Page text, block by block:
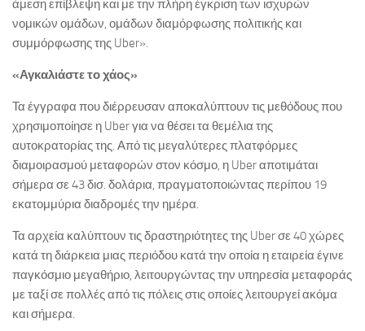
άμεση επίβλεψη και με την πλήρη έγκριση των ισχυρών
νομικών ομάδων, ομάδων διαμόρφωσης πολιτικής και
συμμόρφωσης της Uber».
«Αγκαλιάστε το χάος»
Τα έγγραφα που διέρρευσαν αποκαλύπτουν τις μεθόδους που
χρησιμοποίησε η Uber για να θέσει τα θεμέλια της
αυτοκρατορίας της. Από τις μεγαλύτερες πλατφόρμες
διαμοιρασμού μεταφορών στον κόσμο, η Uber αποτιμάται
σήμερα σε 43 δισ. δολάρια, πραγματοποιώντας περίπου 19
εκατομμύρια διαδρομές την ημέρα.
Τα αρχεία καλύπτουν τις δραστηριότητες της Uber σε 40 χώρες
κατά τη διάρκεια μιας περιόδου κατά την οποία η εταιρεία έγινε
παγκόσμιο μεγαθήριο, λειτουργώντας την υπηρεσία μεταφοράς
με ταξί σε πολλές από τις πόλεις στις οποίες λειτουργεί ακόμα
και σήμερα.